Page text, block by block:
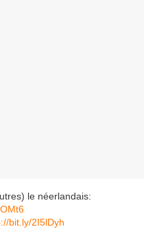
le néerlandais:
bit.ly/2I5lDyh